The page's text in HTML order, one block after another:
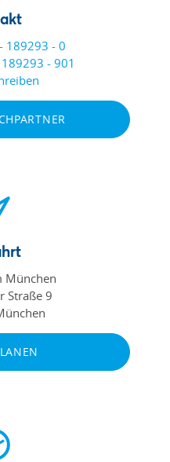
189293 - 0
- 901
München
Straße 9